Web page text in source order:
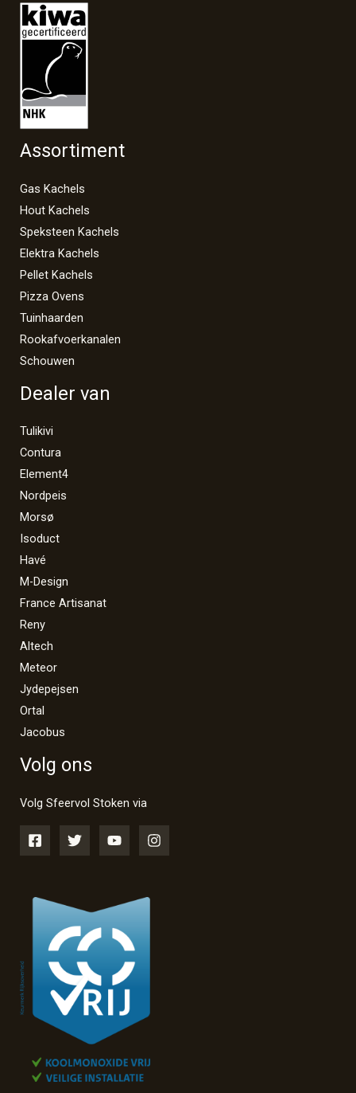
Assortiment
Gas Kachels
Hout Kachels
Speksteen Kachels
Elektra Kachels
Pellet Kachels
Pizza Ovens
Tuinhaarden
Rookafvoerkanalen
Schouwen
Dealer van
Tulikivi
Contura
Element4
Nordpeis
Morsø
Isoduct
Havé
M-Design
France Artisanat
Reny
Altech
Meteor
Jydepejsen
Ortal
Jacobus
Volg ons
Volg Sfeervol Stoken via